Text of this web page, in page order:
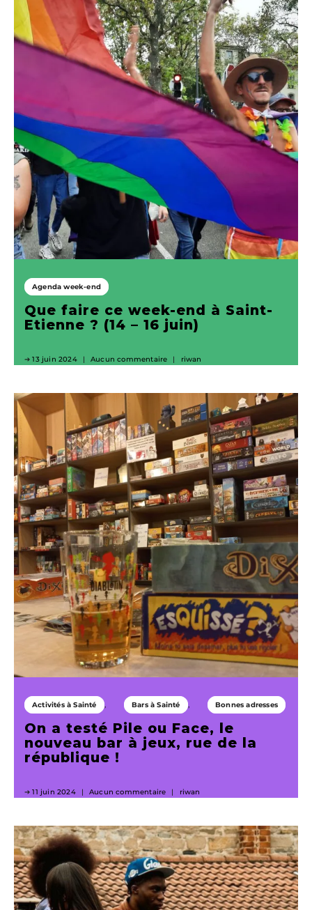
Agenda week-end
Que faire ce week-end à Saint-
Etienne ? (14 – 16 juin)
13 juin 2024 Aucun commentaire riwan
Activités à Sainté Bars à Sainté Bonnes adresses
On a testé Pile ou Face, le
nouveau bar à jeux, rue de la
république !
11 juin 2024 Aucun commentaire riwan